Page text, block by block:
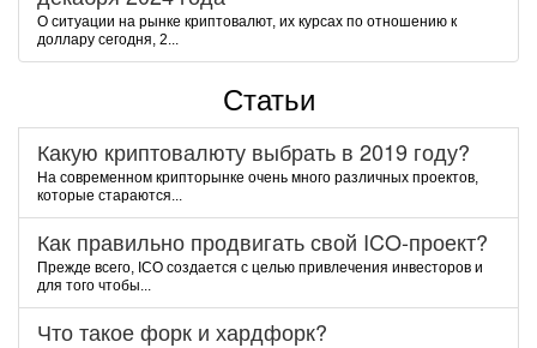
О ситуации на рынке криптовалют, их курсах по отношению к
доллару сегодня, 2...
Статьи
Какую криптовалюту выбрать в 2019 году?
На современном крипторынке очень много различных проектов,
которые стараются...
Как правильно продвигать свой ICO-проект?
Прежде всего, ICO создается с целью привлечения инвесторов и
для того чтобы...
Что такое форк и хардфорк?